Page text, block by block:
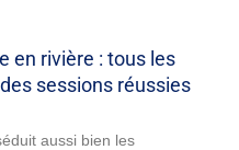
en rivière : tous les
sessions réussies
aussi bien les